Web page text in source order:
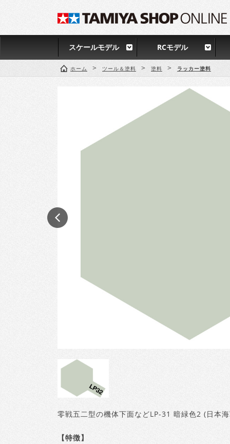
スケールモデル RCモデル
ホーム > ツール＆塗料 > 塗料 > ラッカー塗料
零戦五二型の機体下面などLP-31 暗緑色2 (日本
【特徴】